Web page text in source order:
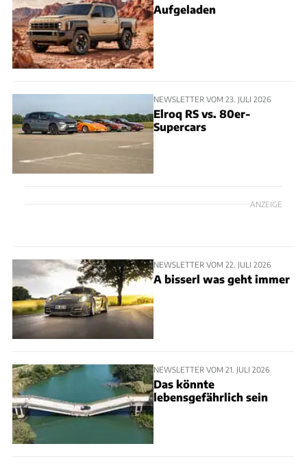
Aufgeladen
NEWSLETTER VOM 23. JULI 2026
Elroq RS vs. 80er-
Supercars
ANZEIGE
NEWSLETTER VOM 22. JULI 2026
A bisserl was geht immer
NEWSLETTER VOM 21. JULI 2026
Das könnte
lebensgefährlich sein